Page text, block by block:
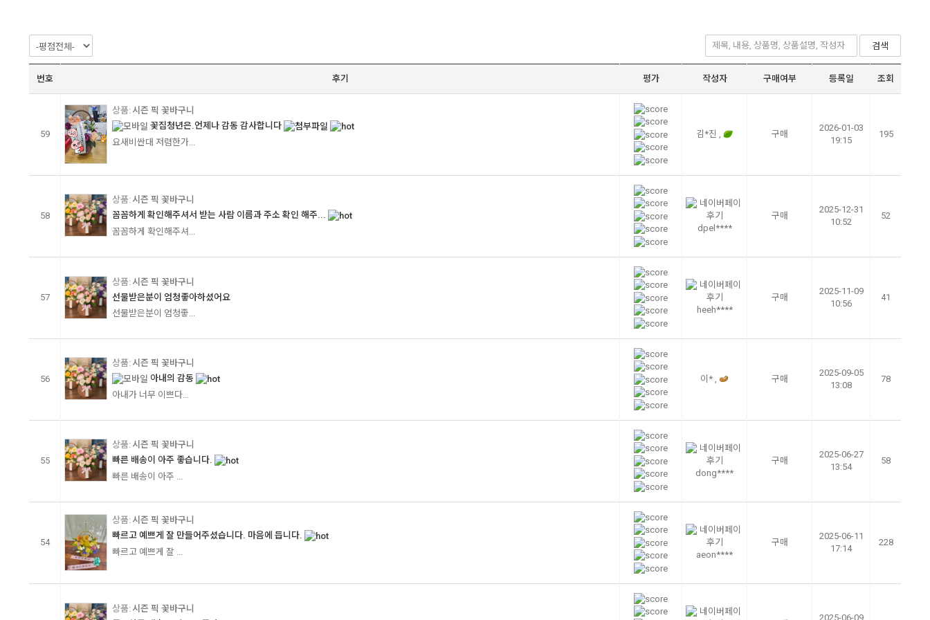
검색
번호 후기 평가 작성자 구매여부 등록일 조회
59
시즌 픽 꽃바구니
꽃집청년은.언제나 감동 감사합니다
요새비싼대 저렴한가...
김*진 , 구매
2026-01-03
19:15
195
58
시즌 픽 꽃바구니
꼼꼼하게 확인해주셔서 받는 사람 이름과 주소 확인 해주...
꼼꼼하게 확인해주셔...
dpel****
구매
2025-12-31
10:52
52
57
시즌 픽 꽃바구니
선물받은분이 엄청좋아하셨어요
선물받은분이 엄청좋...
heeh****
구매
2025-11-09
10:56
41
56
시즌 픽 꽃바구니
아내의 감동
아내가 너무 이쁘다...
이* , 구매
2025-09-05
13:08
78
55
시즌 픽 꽃바구니
빠른 배송이 아주 좋습니다.
빠른 배송이 아주 ...
dong****
구매
2025-06-27
13:54
58
54
시즌 픽 꽃바구니
빠르고 예쁘게 잘 만들어주셨습니다. 마음에 듭니다.
빠르고 예쁘게 잘 ...
aeon****
구매
2025-06-11
17:14
228
시즌 픽 꽃바구니
2025-06-09